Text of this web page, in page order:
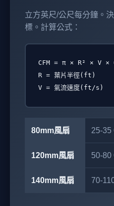
立方英尺/公尺每分鐘。
標。計算公式：
CFM = π × R² × V ×
R = 葉片半徑(ft)
V = 氣流速度(ft/s)
80mm風扇 25-35
120mm風扇 50-80
140mm風扇 70-